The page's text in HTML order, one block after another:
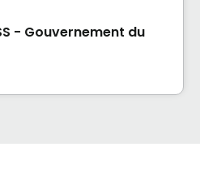
- Gouvernement du